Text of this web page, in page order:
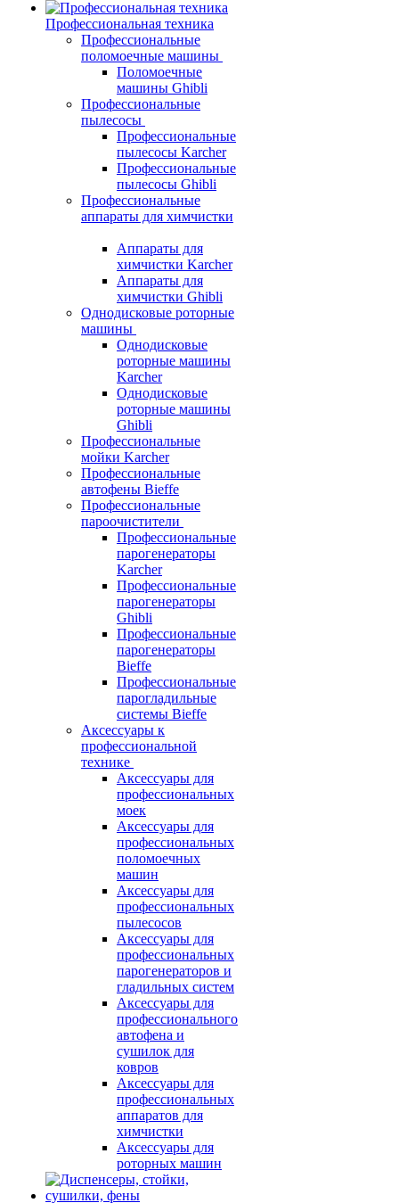
Профессиональная техника
Профессиональные
поломоечные машины
Поломоечные
машины Ghibli
Профессиональные
пылесосы
Профессиональные
пылесосы Karcher
Профессиональные
пылесосы Ghibli
Профессиональные
аппараты для химчистки
Аппараты для
химчистки Karcher
Аппараты для
химчистки Ghibli
Однодисковые роторные
машины
Однодисковые
роторные машины
Karcher
Однодисковые
роторные машины
Ghibli
Профессиональные
мойки Karcher
Профессиональные
автофены Bieffe
Профессиональные
пароочистители
Профессиональные
парогенераторы
Karcher
Профессиональные
парогенераторы
Ghibli
Профессиональные
парогенераторы
Bieffe
Профессиональные
парогладильные
системы Bieffe
Аксессуары к
профессиональной
технике
Аксессуары для
профессиональных
моек
Аксессуары для
профессиональных
поломоечных
машин
Аксессуары для
профессиональных
пылесосов
Аксессуары для
профессиональных
парогенераторов и
гладильных систем
Аксессуары для
профессионального
автофена и
сушилок для
ковров
Аксессуары для
профессиональных
аппаратов для
химчистки
Аксессуары для
роторных машин